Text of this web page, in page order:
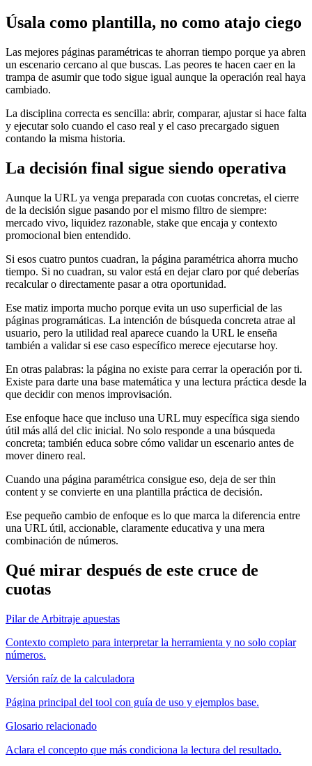
Úsala como plantilla, no como atajo ciego
Las mejores páginas paramétricas te ahorran tiempo porque ya abren
un escenario cercano al que buscas. Las peores te hacen caer en la
trampa de asumir que todo sigue igual aunque la operación real haya
cambiado.
La disciplina correcta es sencilla: abrir, comparar, ajustar si hace falta
y ejecutar solo cuando el caso real y el caso precargado siguen
contando la misma historia.
La decisión final sigue siendo operativa
Aunque la URL ya venga preparada con cuotas concretas, el cierre
de la decisión sigue pasando por el mismo filtro de siempre:
mercado vivo, liquidez razonable, stake que encaja y contexto
promocional bien entendido.
Si esos cuatro puntos cuadran, la página paramétrica ahorra mucho
tiempo. Si no cuadran, su valor está en dejar claro por qué deberías
recalcular o directamente pasar a otra oportunidad.
Ese matiz importa mucho porque evita un uso superficial de las
páginas programáticas. La intención de búsqueda concreta atrae al
usuario, pero la utilidad real aparece cuando la URL le enseña
también a validar si ese caso específico merece ejecutarse hoy.
En otras palabras: la página no existe para cerrar la operación por ti.
Existe para darte una base matemática y una lectura práctica desde la
que decidir con menos improvisación.
Ese enfoque hace que incluso una URL muy específica siga siendo
útil más allá del clic inicial. No solo responde a una búsqueda
concreta; también educa sobre cómo validar un escenario antes de
mover dinero real.
Cuando una página paramétrica consigue eso, deja de ser thin
content y se convierte en una plantilla práctica de decisión.
Ese pequeño cambio de enfoque es lo que marca la diferencia entre
una URL útil, accionable, claramente educativa y una mera
combinación de números.
Qué mirar después de este cruce de
cuotas
Pilar de Arbitraje apuestas
Contexto completo para interpretar la herramienta y no solo copiar
números.
Versión raíz de la calculadora
Página principal del tool con guía de uso y ejemplos base.
Glosario relacionado
Aclara el concepto que más condiciona la lectura del resultado.